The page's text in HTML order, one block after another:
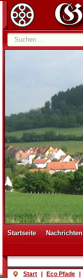
Startseite Nachrichten
Start Eco Pfade